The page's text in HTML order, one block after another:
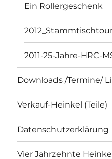
Ein Rollergeschenk
2011-25-Jahre-HRC-
Downloads /Termine/
Verkauf-Heinkel (Teile)
Datenschutzerklärung
Vier Jahrzehnte